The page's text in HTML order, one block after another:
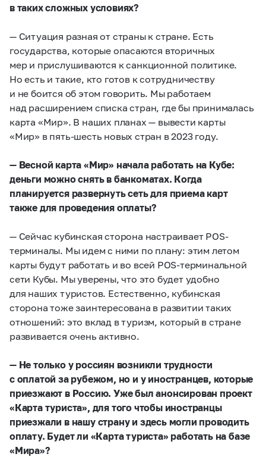
в таких сложных условиях?
— Ситуация разная от страны к стране. Есть
государства, которые опасаются вторичных
мер и прислушиваются к санкционной политике.
Но есть и такие, кто готов к сотрудничеству
и не боится об этом говорить. Мы работаем
над расширением списка стран, где бы принималась
карта «Мир». В наших планах — вывести карты
«Мир» в пять-шесть новых стран в 2023 году.
— Весной карта «Мир» начала работать на Кубе:
деньги можно снять в банкоматах. Когда
планируется развернуть сеть для приема карт
также для проведения оплаты?
— Сейчас кубинская сторона настраивает POS-
терминалы. Мы идем с ними по плану: этим летом
карты будут работать и во всей POS-терминальной
сети Кубы. Мы уверены, что это будет удобно
для наших туристов. Естественно, кубинская
сторона тоже заинтересована в развитии таких
отношений: это вклад в туризм, который в стране
развивается очень активно.
— Не только у россиян возникли трудности
с оплатой за рубежом, но и у иностранцев, которые
приезжают в Россию. Уже был анонсирован проект
«Карта туриста», для того чтобы иностранцы
приезжали в нашу страну и здесь могли проводить
оплату. Будет ли «Карта туриста» работать на базе
«Мира»?